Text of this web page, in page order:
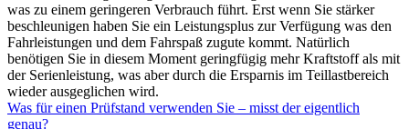
was zu einem geringeren Verbrauch führt. Erst wenn Sie stärker
beschleunigen haben Sie ein Leistungsplus zur Verfügung was den
Fahrleistungen und dem Fahrspaß zugute kommt. Natürlich
benötigen Sie in diesem Moment geringfügig mehr Kraftstoff als mit
der Serienleistung, was aber durch die Ersparnis im Teillastbereich
wieder ausgeglichen wird.
Was für einen Prüfstand verwenden Sie – misst der eigentlich
genau?